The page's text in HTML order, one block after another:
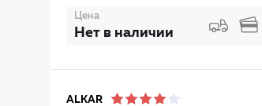
Цена
Нет в наличии
ALKAR